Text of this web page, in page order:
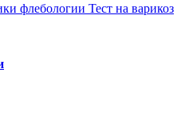
Тест на варикоз